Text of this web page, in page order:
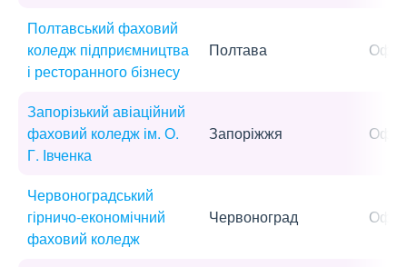
Полтавський фаховий
коледж підприємництва
і ресторанного бізнесу
Полтава
Запорізький авіаційний
фаховий коледж ім. О.
Г. Івченка
Запоріжжя
Червоноградський
гірничо-економічний
фаховий коледж
Червоноград